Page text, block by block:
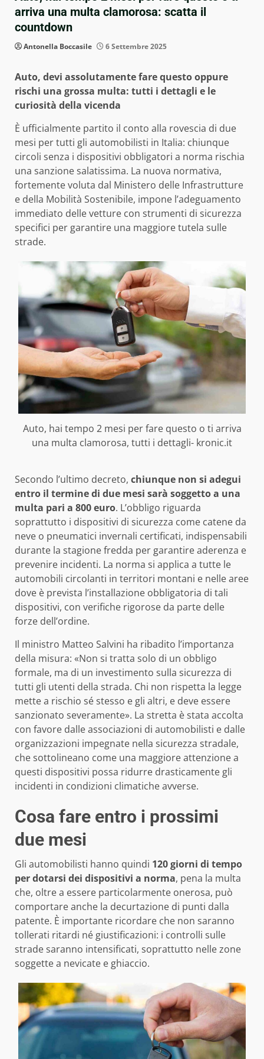
arriva una multa clamorosa: scatta il
countdown
Antonella Boccasile 6 Settembre 2025
Auto, devi assolutamente fare questo oppure
rischi una grossa multa: tutti i dettagli e le
curiosità della vicenda
È ufficialmente partito il conto alla rovescia di due
mesi per tutti gli automobilisti in Italia: chiunque
circoli senza i dispositivi obbligatori a norma rischia
una sanzione salatissima. La nuova normativa,
fortemente voluta dal Ministero delle Infrastrutture
e della Mobilità Sostenibile, impone l’adeguamento
immediato delle vetture con strumenti di sicurezza
specifici per garantire una maggiore tutela sulle
strade.
Auto, hai tempo 2 mesi per fare questo o ti arriva
una multa clamorosa, tutti i dettagli- kronic.it
Secondo l’ultimo decreto, chiunque non si adegui
entro il termine di due mesi sarà soggetto a una
multa pari a 800 euro. L’obbligo riguarda
soprattutto i dispositivi di sicurezza come catene da
neve o pneumatici invernali certificati, indispensabili
durante la stagione fredda per garantire aderenza e
prevenire incidenti. La norma si applica a tutte le
automobili circolanti in territori montani e nelle aree
dove è prevista l’installazione obbligatoria di tali
dispositivi, con verifiche rigorose da parte delle
forze dell’ordine.
Il ministro Matteo Salvini ha ribadito l’importanza
della misura: «Non si tratta solo di un obbligo
formale, ma di un investimento sulla sicurezza di
tutti gli utenti della strada. Chi non rispetta la legge
mette a rischio sé stesso e gli altri, e deve essere
sanzionato severamente». La stretta è stata accolta
con favore dalle associazioni di automobilisti e dalle
organizzazioni impegnate nella sicurezza stradale,
che sottolineano come una maggiore attenzione a
questi dispositivi possa ridurre drasticamente gli
incidenti in condizioni climatiche avverse.
Cosa fare entro i prossimi
due mesi
Gli automobilisti hanno quindi 120 giorni di tempo
per dotarsi dei dispositivi a norma, pena la multa
che, oltre a essere particolarmente onerosa, può
comportare anche la decurtazione di punti dalla
patente. È importante ricordare che non saranno
tollerati ritardi né giustificazioni: i controlli sulle
strade saranno intensificati, soprattutto nelle zone
soggette a nevicate e ghiaccio.